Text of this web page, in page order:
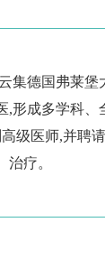
集德国弗莱
形成多学科
级医师,并聘
疗。